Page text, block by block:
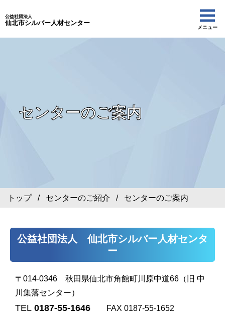
公益社団法人
仙北市シルバー人材センター
メニュー
センターのご案内
トップ/ センターのご紹介 / センターのご案内
公益社団法人 仙北市シルバー人材センタ
ー
〒014-0346 秋田県仙北市角館町川原中道66 （旧 中
川集落センター）
TEL 0187-55-1646 FAX 0187-55-1652